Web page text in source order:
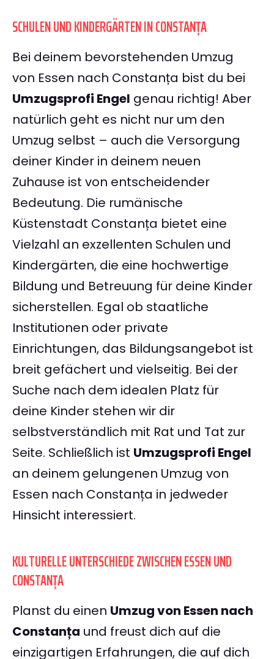
SCHULEN UND KINDERGÄRTEN IN CONSTANȚA
Bei deinem bevorstehenden Umzug
von Essen nach Constanța bist du bei
Umzugsprofi Engel genau richtig! Aber
natürlich geht es nicht nur um den
Umzug selbst – auch die Versorgung
deiner Kinder in deinem neuen
Zuhause ist von entscheidender
Bedeutung. Die rumänische
Küstenstadt Constanța bietet eine
Vielzahl an exzellenten Schulen und
Kindergärten, die eine hochwertige
Bildung und Betreuung für deine Kinder
sicherstellen. Egal ob staatliche
Institutionen oder private
Einrichtungen, das Bildungsangebot ist
breit gefächert und vielseitig. Bei der
Suche nach dem idealen Platz für
deine Kinder stehen wir dir
selbstverständlich mit Rat und Tat zur
Seite. Schließlich ist Umzugsprofi Engel
an deinem gelungenen Umzug von
Essen nach Constanța in jedweder
Hinsicht interessiert.
KULTURELLE UNTERSCHIEDE ZWISCHEN ESSEN UND
CONSTANȚA
Planst du einen Umzug von Essen nach
Constanța und freust dich auf die
einzigartigen Erfahrungen, die auf dich